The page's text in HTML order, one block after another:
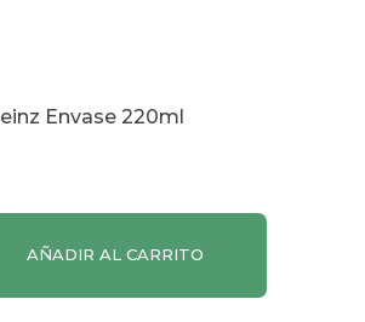
Envase 220ml
AÑADIR AL CARRITO